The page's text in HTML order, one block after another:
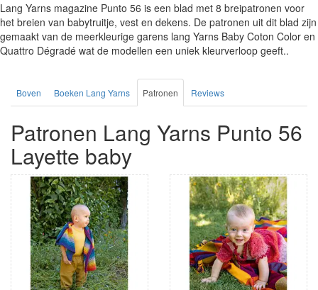
Lang Yarns magazine Punto 56 is een blad met 8 breipatronen voor
het breien van babytruitje, vest en dekens. De patronen uit dit blad zijn
gemaakt van de meerkleurige garens lang Yarns Baby Coton Color en
Quattro Dégradé wat de modellen een uniek kleurverloop geeft..
Boven Boeken Lang Yarns Patronen Reviews
Patronen Lang Yarns Punto 56
Layette baby